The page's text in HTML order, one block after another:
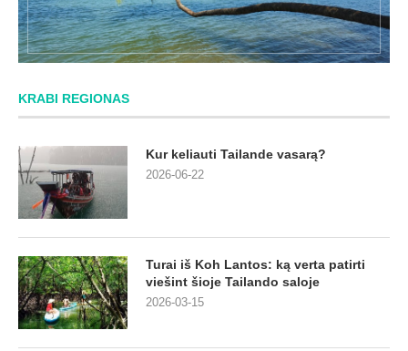
KRABI REGIONAS
Kur keliauti Tailande vasarą?
2026-06-22
Turai iš Koh Lantos: ką verta patirti
viešint šioje Tailando saloje
2026-03-15